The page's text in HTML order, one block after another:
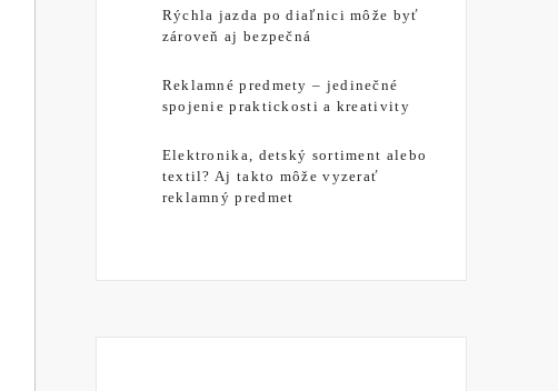
Rýchla jazda po diaľnici môže byť
zároveň aj bezpečná
Reklamné predmety – jedinečné
spojenie praktickosti a kreativity
Elektronika, detský sortiment alebo
textil? Aj takto môže vyzerať
reklamný predmet